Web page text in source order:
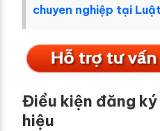
chuyen nghiệp tại
Điều kiện đăng
hiệu